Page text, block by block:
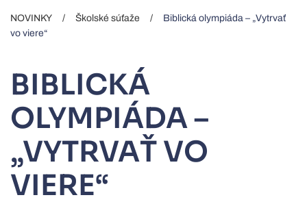
NOVINKY Školské súťaže
Biblická olympiáda – „Vytrvať
vo viere“
BIBLICKÁ
OLYMPIÁDA –
„VYTRVAŤ VO
VIERE“